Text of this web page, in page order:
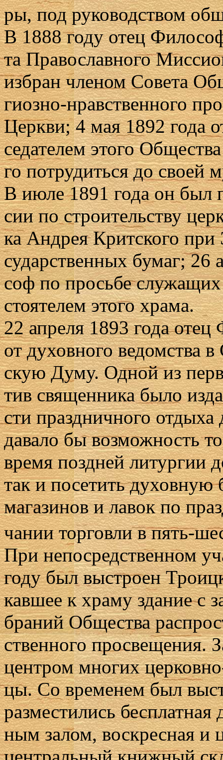
ры, под ру­ко­вод­ством
В 1888 го­ду отец
та Пра­во­слав­но­го
из­бран чле­ном Со­ве­та
ги­оз­но-нрав­ствен­но­го
Церк­ви; 4 мая 1892 го­да
се­да­те­лем это­го
го по­тру­дить­ся до сво­ей
В июле 1891 го­да он был
сии по стро­и­тель­ству
ка Ан­дрея Крит­ско­го
судар­ствен­ных бу­маг; 26
соф по прось­бе
сто­я­те­лем это­го хра­ма.
22 ап­ре­ля 1893 го­да
от ду­хов­но­го ве­дом­ства
скую Ду­му. Од­ной из
тив свя­щен­ни­ка бы­ло
сти празд­нич­но­го
да­ва­ло бы воз­мож­ность
вре­мя позд­ней ли­тур­гии
так и по­се­тить ду­хов­ную
ма­га­зи­нов и ла­вок по
ча­нии тор­гов­ли в пять-
При непо­сред­ствен­ном
го­ду был вы­стро­ен
кав­шее к хра­му зда­ние с
бра­ний Об­ще­ства
ствен­но­го про­све­ще­ния.
цен­тром мно­гих
цы. Со вре­ме­нем был
раз­ме­сти­лись
ным за­лом, вос­крес­ная и